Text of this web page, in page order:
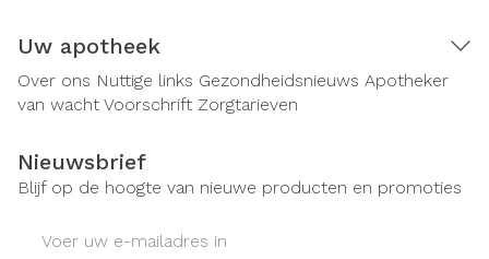
Uw apotheek
Over ons Nuttige links Gezondheidsnieuws Apotheker
van wacht Voorschrift Zorgtarieven
Nieuwsbrief
Blijf op de hoogte van nieuwe producten en promoties